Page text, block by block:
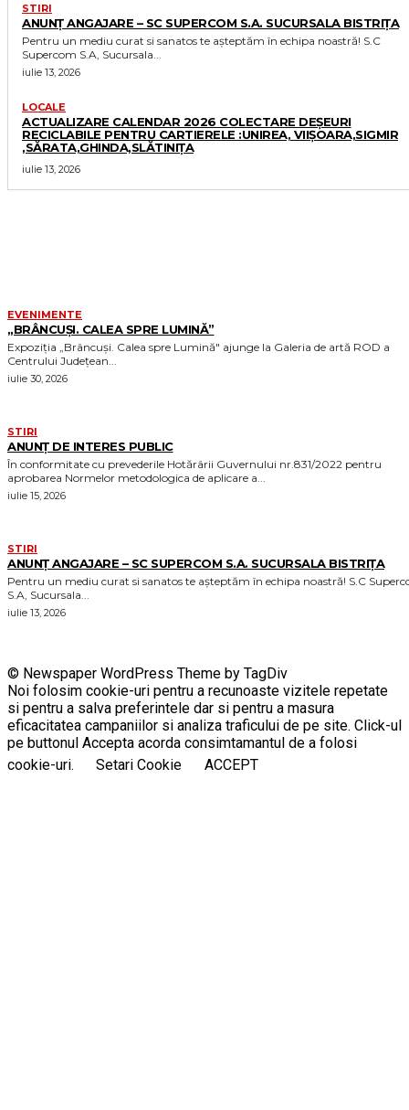
STIRI
ANUNȚ ANGAJARE – SC SUPERCOM S.A. SUCURSALA BISTRIȚA
Pentru un mediu curat si sanatos te așteptăm în echipa noastră! S.C
Supercom S.A, Sucursala...
iulie 13, 2026
LOCALE
ACTUALIZARE CALENDAR 2026 COLECTARE DEȘEURI
RECICLABILE PENTRU CARTIERELE :UNIREA, VIIȘOARA,SIGMIR
,SĂRATA,GHINDA,SLĂTINIȚA
iulie 13, 2026
EVENIMENTE
„BRÂNCUȘI. CALEA SPRE LUMINĂ”
Expoziția „Brâncuși. Calea spre Lumină" ajunge la Galeria de artă ROD a
Centrului Județean...
iulie 30, 2026
STIRI
ANUNȚ DE INTERES PUBLIC
În conformitate cu prevederile Hotărârii Guvernului nr.831/2022 pentru
aprobarea Normelor metodologica de aplicare a...
iulie 15, 2026
STIRI
ANUNȚ ANGAJARE – SC SUPERCOM S.A. SUCURSALA BISTRIȚA
Pentru un mediu curat si sanatos te așteptăm în echipa noastră! S.C Supercom
S.A, Sucursala...
iulie 13, 2026
© Newspaper WordPress Theme by TagDiv
Noi folosim cookie-uri pentru a recunoaste vizitele repetate
si pentru a salva preferintele dar si pentru a masura
eficacitatea campaniilor si analiza traficului de pe site. Click-ul
pe buttonul Accepta acorda consimtamantul de a folosi
cookie-uri.
Setari Cookie ACCEPT